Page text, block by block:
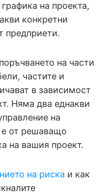
на проекта,
конкретни
предприети.
на части
частите и
в зависимост
Няма два еднакви
на
е от решаващо
на вашия проект.
на риска и как